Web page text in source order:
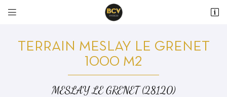
 
36 avenue du Maréchal Maunoury
02 37 99 93 28
TERRAIN MESLAY LE GRENET
1000 M2
MESLAY LE GRENET (28120)